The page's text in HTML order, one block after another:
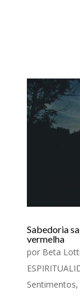
Sabedoria
vermelha
por Beta Lotti
Sentimentos,